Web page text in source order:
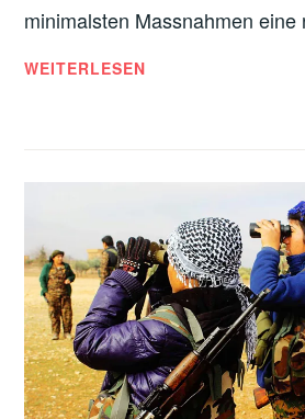
minimalsten Massnahmen
TROTZ
DEUTSCHLAND
WEITERLESEN